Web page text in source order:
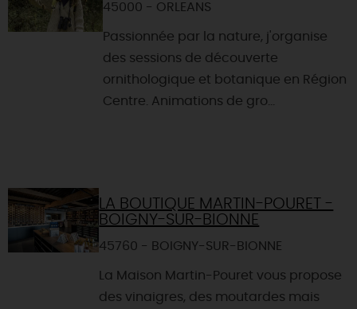
45000 - ORLEANS
Passionnée par la nature, j'organise
des sessions de découverte
ornithologique et botanique en Région
Centre. Animations de gro...
LA BOUTIQUE MARTIN-POURET -
BOIGNY-SUR-BIONNE
45760 - BOIGNY-SUR-BIONNE
La Maison Martin-Pouret vous propose
des vinaigres, des moutardes mais